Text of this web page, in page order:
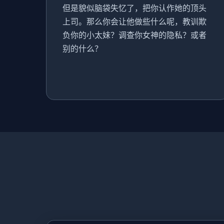
但是貌似脑袋失忆了，把你认作她的顶头
上司。那么你会让他做些什么呢，教训欺
负你的小太妹？调查你女神的隐私？或者
别的什么？